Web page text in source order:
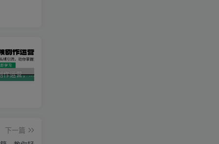
AI短视频创作运营，揭秘算法、文案创作与私域引流，助你掌握流量密码
下一篇